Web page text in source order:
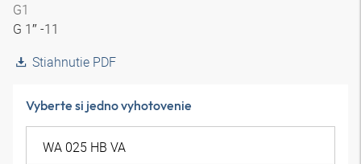
G1
G 1″ -11
Stiahnutie PDF
Vyberte si jedno vyhotovenie